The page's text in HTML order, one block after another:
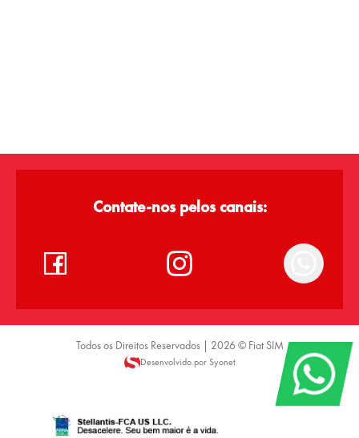
Contate-nos pelos canais:
Todos os Direitos Reservados | 2026 © Fiat SIM
Desenvolvido por Syonet